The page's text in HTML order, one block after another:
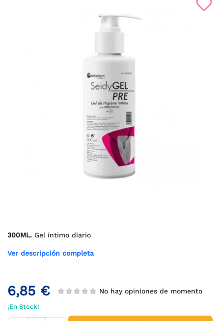
300ML. Gel íntimo diario
Ver descripción completa
6,85 € No hay opiniones de momento
¡En Stock!